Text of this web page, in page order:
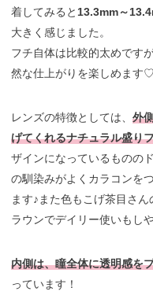
着してみると 13.3mm～
大きく感じました。
フチ自体は比較的太めです
然な仕上がりを楽しめます♡
レンズの特徴としては、外
げてくれるナチュラル盛り
ザインになっているものの
の馴染みがよくカラコンを
ます♪また色もこげ茶目さ
ラウンでデイリー使いもし
内側は、瞳全体に透明感を
っています！